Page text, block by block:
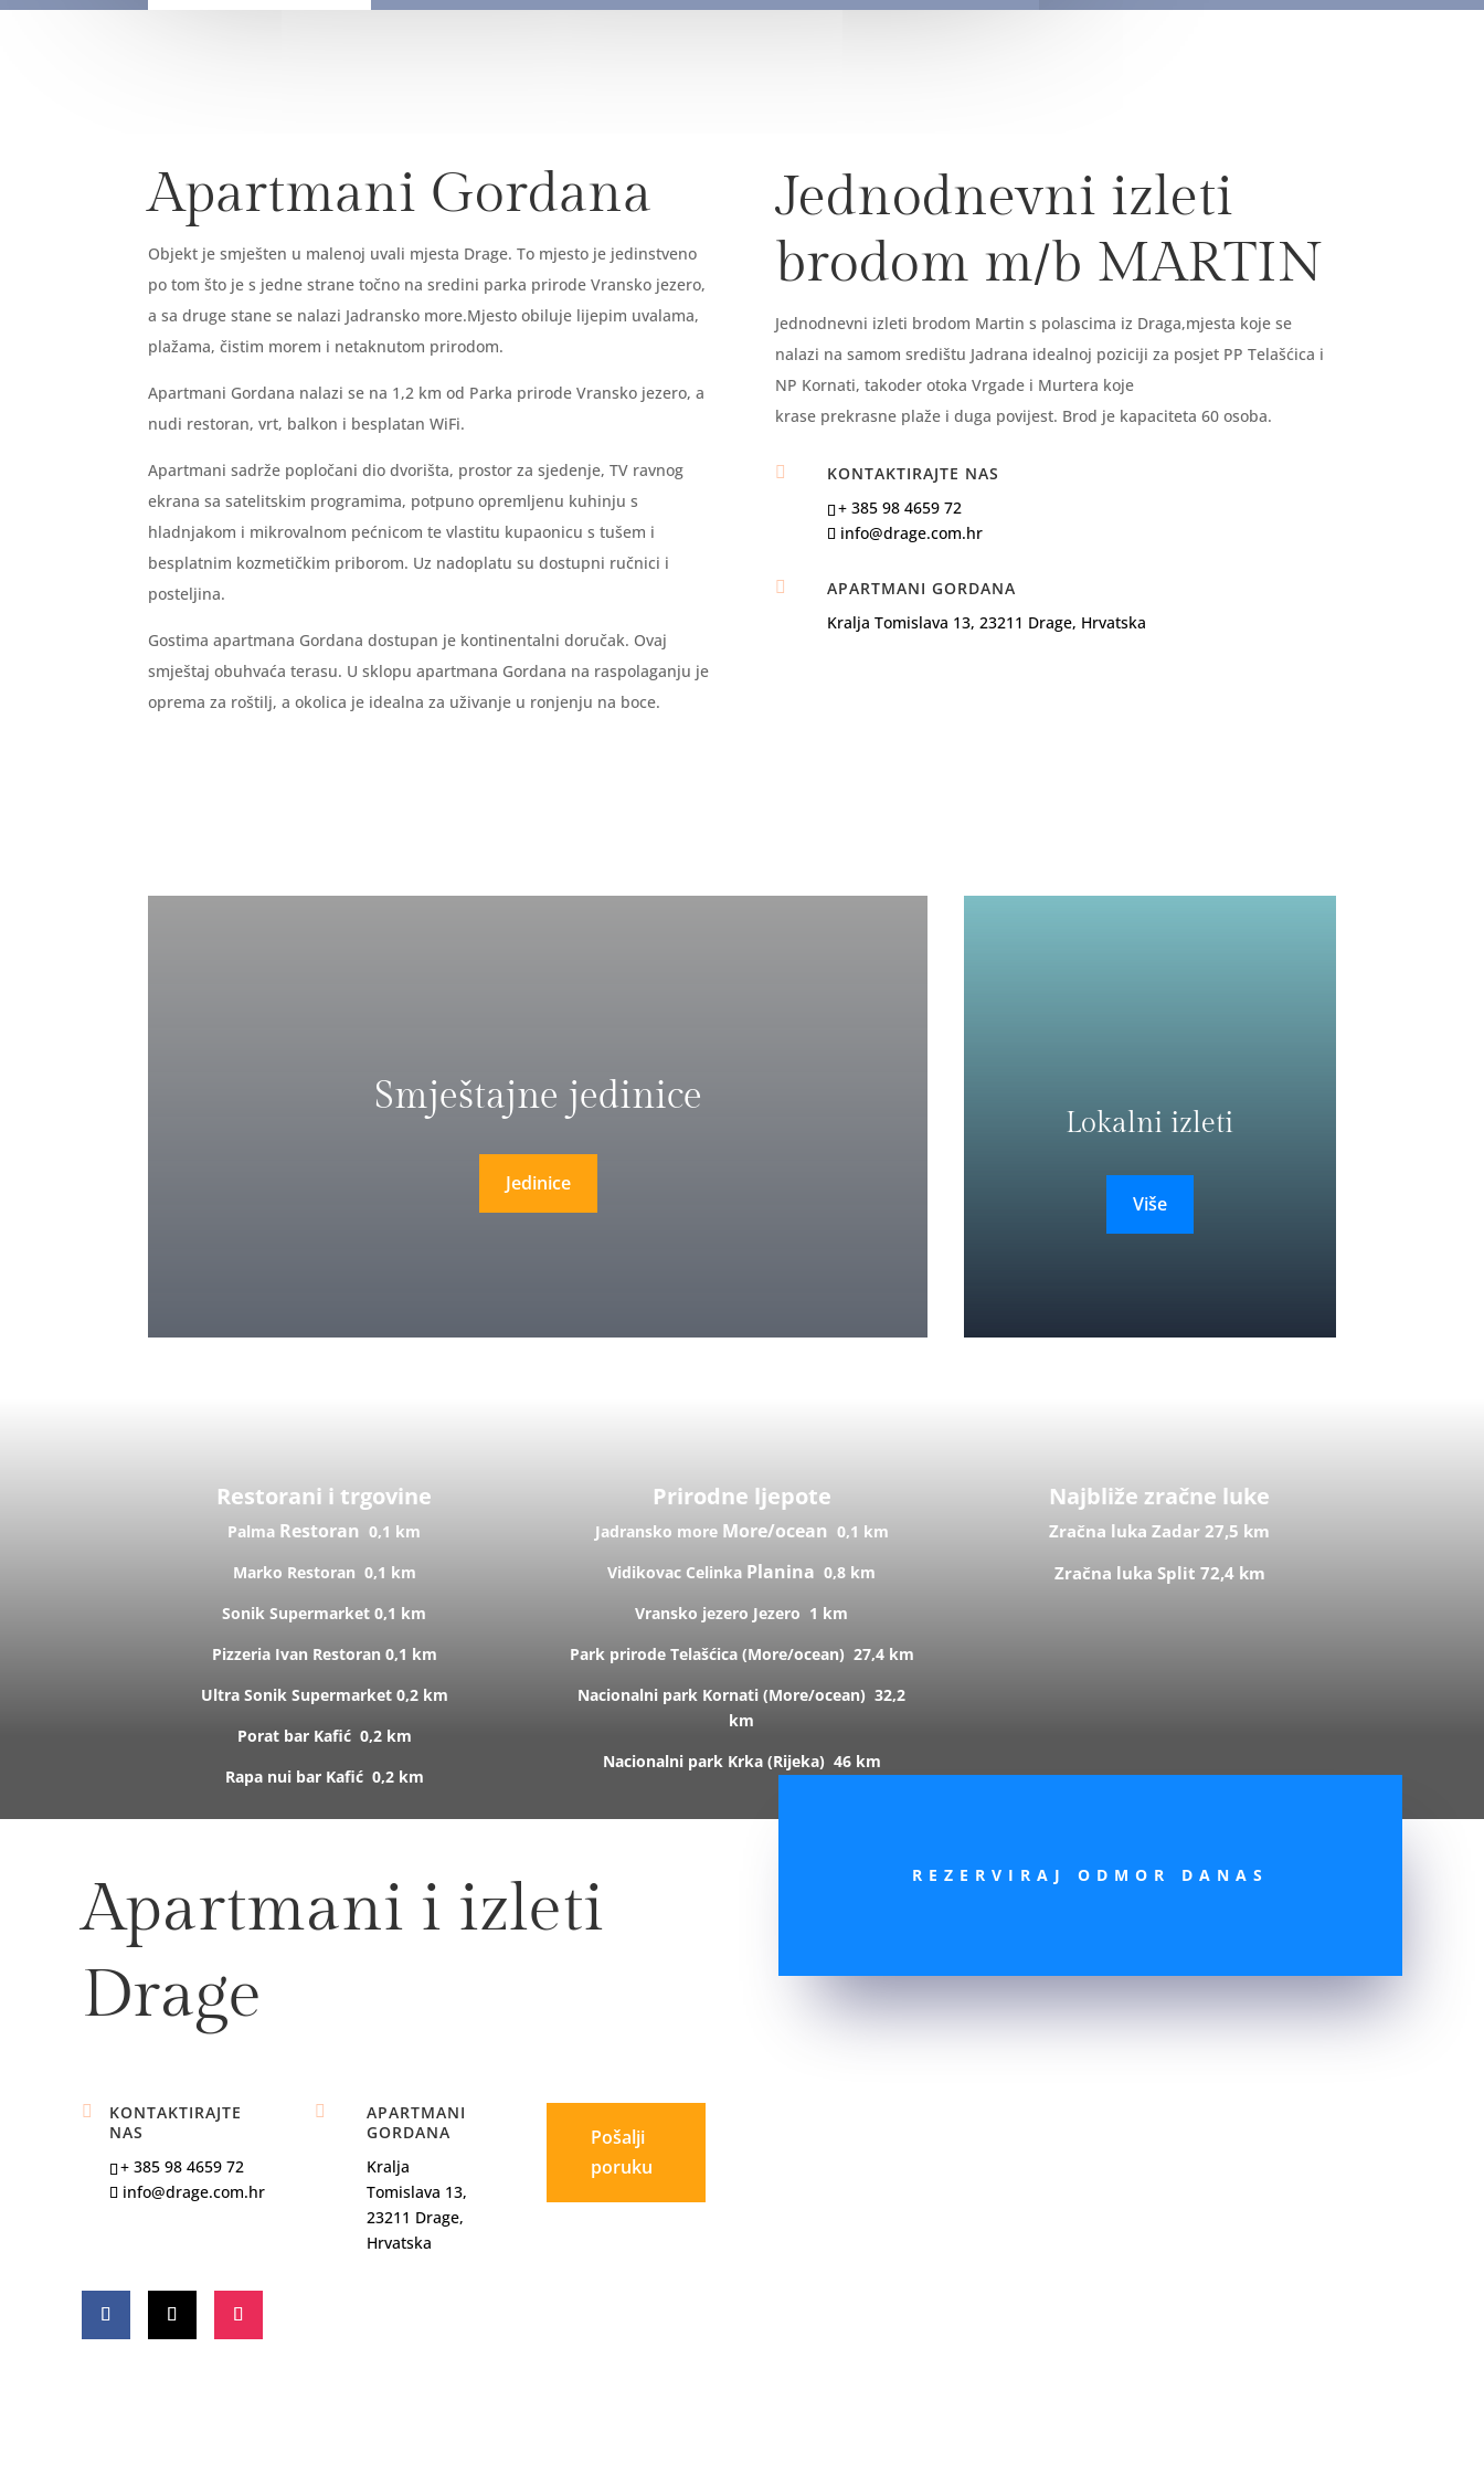
Apartmani Gordana
Objekt je smješten u malenoj uvali mjesta Drage. To mjesto je jedinstveno
po tom što je s jedne strane točno na sredini parka prirode Vransko jezero,
a sa druge stane se nalazi Jadransko more.Mjesto obiluje lijepim uvalama,
plažama, čistim morem i netaknutom prirodom.
Apartmani Gordana nalazi se na 1,2 km od Parka prirode Vransko jezero, a
nudi restoran, vrt, balkon i besplatan WiFi.
Apartmani sadrže popločani dio dvorišta, prostor za sjedenje, TV ravnog
ekrana sa satelitskim programima, potpuno opremljenu kuhinju s
hladnjakom i mikrovalnom pećnicom te vlastitu kupaonicu s tušem i
besplatnim kozmetičkim priborom. Uz nadoplatu su dostupni ručnici i
posteljina.
Gostima apartmana Gordana dostupan je kontinentalni doručak. Ovaj
smještaj obuhvaća terasu. U sklopu apartmana Gordana na raspolaganju je
oprema za roštilj, a okolica je idealna za uživanje u ronjenju na boce.
Jednodnevni izleti
brodom m/b MARTIN
Jednodnevni izleti brodom Martin s polascima iz Draga,mjesta koje se
nalazi na samom središtu Jadrana idealnoj poziciji za posjet PP Telašćica i
NP Kornati, takoder otoka Vrgade i Murtera koje
krase prekrasne plaže i duga povijest. Brod je kapaciteta 60 osoba.

KONTAKTIRAJTE NAS
+ 385 98 4659 72
info@drage.com.hr

APARTMANI GORDANA
Kralja Tomislava 13, 23211 Drage, Hrvatska
Smještajne jedinice
Jedinice
Lokalni izleti
Više
Restorani i trgovine
Palma Restoran0,1 km
Marko Restoran 0,1 km
SonikSupermarket0,1 km
Pizzeria Ivan Restoran 0,1 km
Ultra Sonik Supermarket 0,2 km
Porat bar Kafić 0,2 km
Rapa nui bar Kafić 0,2 km
Prirodne ljepote
Jadransko more More/ocean 0,1 km
Vidikovac Celinka Planina0,8 km
Vransko jezero Jezero 1 km
Park prirode Telašćica (More/ocean) 27,4 km
Nacionalni park Kornati (More/ocean)32,2
km
Nacionalni park Krka (Rijeka) 46 km
Najbliže zračne luke
Zračna luka Zadar 27,5 km
Zračna luka Split 72,4 km
Apartmani i izleti
Drage

KONTAKTIRAJTE
NAS
+ 385 98 4659 72
info@drage.com.hr

APARTMANI
GORDANA
Kralja
Tomislava 13,
23211 Drage,
Hrvatska
Pošalji
poruku
REZERVIRAJ ODMOR DANAS